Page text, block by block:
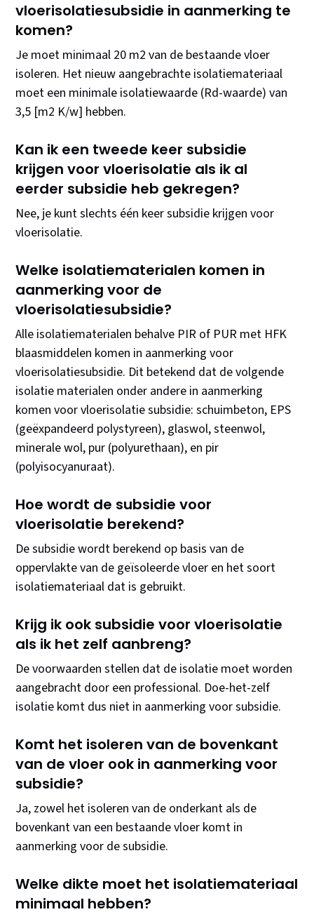
vloerisolatiesubsidie in aanmerking te
komen?
Je moet minimaal 20 m2 van de bestaande vloer
isoleren. Het nieuw aangebrachte isolatiemateriaal
moet een minimale isolatiewaarde (Rd-waarde) van
3,5 [m2 K/w] hebben.
Kan ik een tweede keer subsidie
krijgen voor vloerisolatie als ik al
eerder subsidie heb gekregen?
Nee, je kunt slechts één keer subsidie krijgen voor
vloerisolatie.
Welke isolatiematerialen komen in
aanmerking voor de
vloerisolatiesubsidie?
Alle isolatiematerialen behalve PIR of PUR met HFK
blaasmiddelen komen in aanmerking voor
vloerisolatiesubsidie. Dit betekend dat de volgende
isolatie materialen onder andere in aanmerking
komen voor vloerisolatie subsidie: schuimbeton, EPS
(geëxpandeerd polystyreen), glaswol, steenwol,
minerale wol, pur (polyurethaan), en pir
(polyisocyanuraat).
Hoe wordt de subsidie voor
vloerisolatie berekend?
De subsidie wordt berekend op basis van de
oppervlakte van de geïsoleerde vloer en het soort
isolatiemateriaal dat is gebruikt.
Krijg ik ook subsidie voor vloerisolatie
als ik het zelf aanbreng?
De voorwaarden stellen dat de isolatie moet worden
aangebracht door een professional. Doe-het-zelf
isolatie komt dus niet in aanmerking voor subsidie.
Komt het isoleren van de bovenkant
van de vloer ook in aanmerking voor
subsidie?
Ja, zowel het isoleren van de onderkant als de
bovenkant van een bestaande vloer komt in
aanmerking voor de subsidie.
Welke dikte moet het isolatiemateriaal
minimaal hebben?